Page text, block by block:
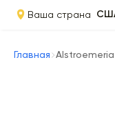
Ваша страна
Главная Alstroemeria